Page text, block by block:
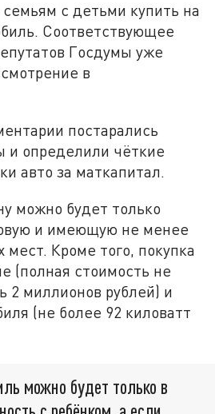
с детьми купить на
Соответствующее
Госдумы уже
в
постарались
и определили чёткие
авто за маткапитал.
можно будет только
и имеющую не менее
мест. Кроме того, покупка
(полная стоимость не
2 миллионов рублей) и
(не более 92 киловатт
можно будет только в